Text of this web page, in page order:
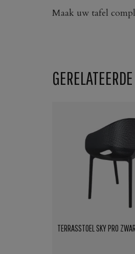
Maak uw tafel
GERELATEERDE
TERRASSTOEL SKY PRO